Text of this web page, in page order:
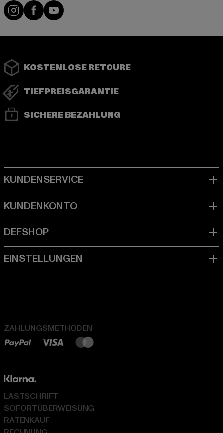
Instagram
FacebookYouTube
KOSTENLOSE RETOURE
TIEFPREISGARANTIE
SICHERE BEZAHLUNG
ZAHLUNGSMETHODEN
LASTSCHRIFT
SOFORTÜBERWEISUNG
RATENKAUF